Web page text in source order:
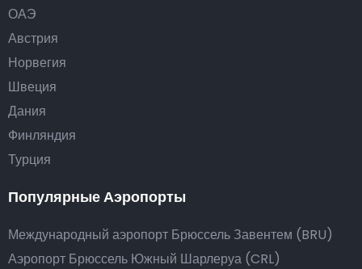
ОАЭ
Австрия
Норвегия
Швеция
Дания
Финляндия
Турция
Популярные Аэропорты
Международный аэропорт Брюссель Завентем (BRU)
Аэропорт Брюссель Южный Шарлеруа (CRL)